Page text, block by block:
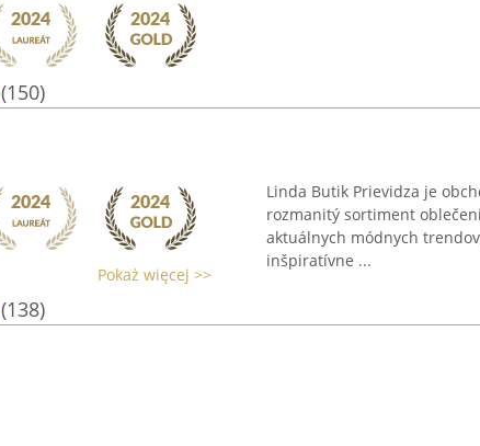
(150)
Pokaż więcej >>
(138)
Linda Butik Prievidza je
rozmanitý sortiment
aktuálnych módnych
inšpiratívne ...